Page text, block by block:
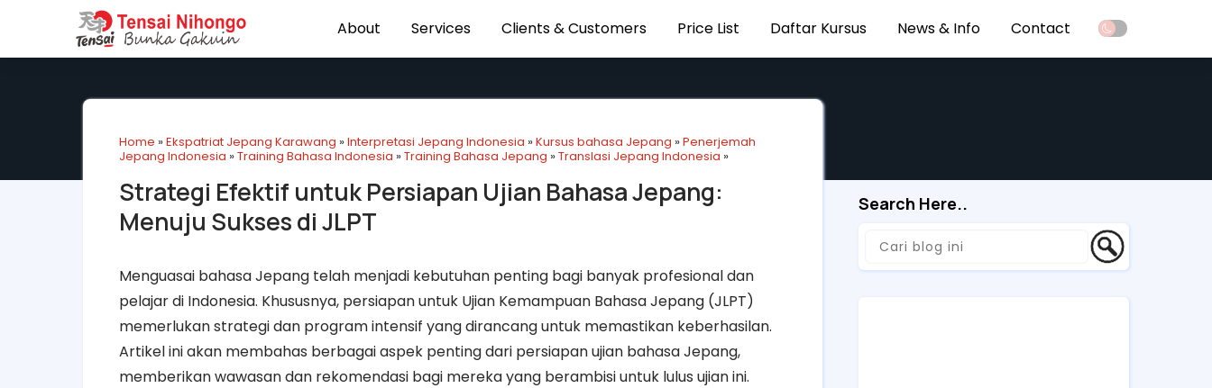
About Services Clients & Customers Price List Daftar Kursus News & Info Contact
Home »Ekspatriat Jepang Karawang »Interpretasi Jepang Indonesia »Kursus bahasa Jepang »Penerjemah
Jepang Indonesia »Training Bahasa Indonesia »Training Bahasa Jepang »Translasi Jepang Indonesia »
Strategi Efektif untuk Persiapan Ujian Bahasa Jepang:
Menuju Sukses di JLPT
Menguasai bahasa Jepang telah menjadi kebutuhan penting bagi banyak profesional dan
pelajar di Indonesia. Khususnya, persiapan untuk Ujian Kemampuan Bahasa Jepang (JLPT)
memerlukan strategi dan program intensif yang dirancang untuk memastikan keberhasilan.
Artikel ini akan membahas berbagai aspek penting dari persiapan ujian bahasa Jepang,
memberikan wawasan dan rekomendasi bagi mereka yang berambisi untuk lulus ujian ini.
Search Here..